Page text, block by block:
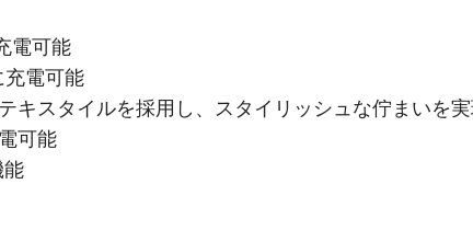
電可能
充電可能
キスタイルを採用し、スタイリッシュな佇まいを
可能